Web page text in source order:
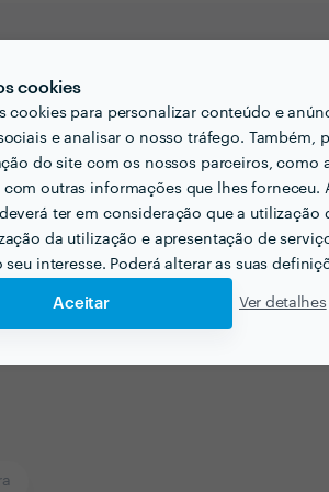
cookies
cookies para personalizar conteúdo e
e analisar o nosso tráfego. Também,
do site com os nossos parceiros, como
outras informações que lhes forneceu.
ter em consideração que a utilização
da utilização e apresentação de
seu interesse. Poderá alterar as suas
Aceitar Ver detalhes
email Endereço de e-mail